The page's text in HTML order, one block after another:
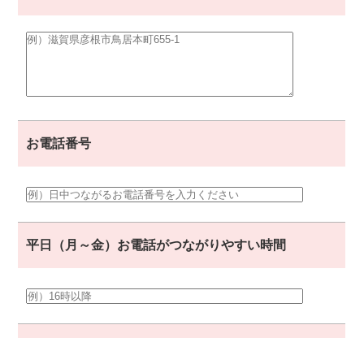
お電話番号
平日（月～金）お電話がつながりやすい時間